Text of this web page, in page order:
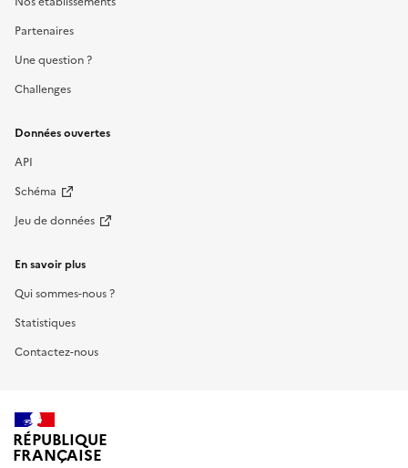
Partenaires
Une question ?
Challenges
Données ouvertes
API
Schéma
Jeu de données
En savoir plus
Qui sommes-nous ?
Statistiques
Contactez-nous
RÉPUBLIQUE
FRANÇAISE